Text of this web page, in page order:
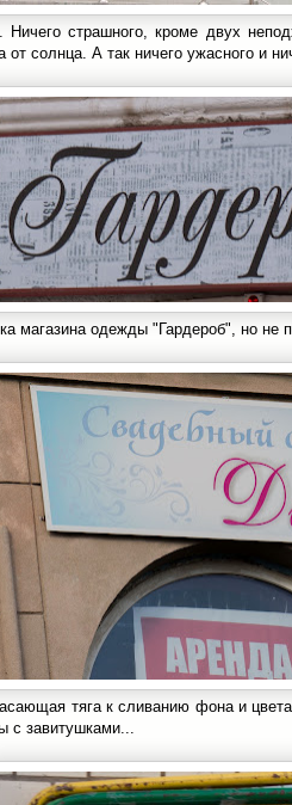
страшного, кроме двух
солнца. А так ничего ужасного и
магазина одежды "Гардероб", но не
тяга к сливанию фона и
завитушками...